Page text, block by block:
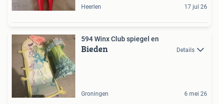
Heerlen 17 jul 26
594 Winx Club spiegel en
Bieden Details
Groningen 6 mei 26